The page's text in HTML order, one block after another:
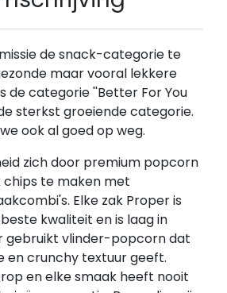
de snack-categorie te
maar vooral lekkere
de categorie ''Better For You
sterkst groeiende categorie.
ook al goed op weg.
zich door premium popcorn
chips te maken met
Elke zak Proper is
kwaliteit en is laag in
gebruikt vlinder-popcorn dat
en crunchy textuur geeft.
en elke smaak heeft nooit